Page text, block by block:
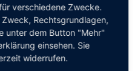
Wie CIOs ihre
Kontrolle
verschiedene Zwecke.
Rechtsgrundlagen,
unter dem Button "Mehr"
einsehen. Sie
widerrufen.